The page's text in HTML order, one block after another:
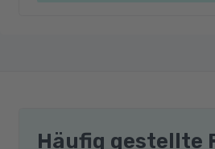
Häufig gestellte